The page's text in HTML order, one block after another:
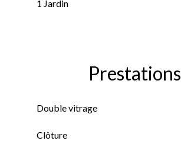
1 Jardin
Prestations
Double vitrage
Clôture